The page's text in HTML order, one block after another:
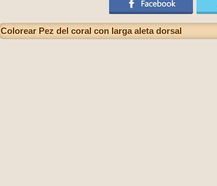
Colorear Pez del coral con larga aleta dorsal